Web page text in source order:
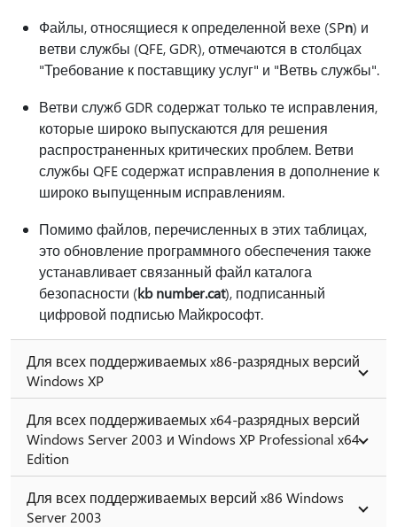
Файлы, относящиеся к определенной вехе (SPn) и
ветви службы (QFE, GDR), отмечаются в столбцах
"Требование к поставщику услуг" и "Ветвь службы".
Ветви служб GDR содержат только те исправления,
которые широко выпускаются для решения
распространенных критических проблем. Ветви
службы QFE содержат исправления в дополнение к
широко выпущенным исправлениям.
Помимо файлов, перечисленных в этих таблицах,
это обновление программного обеспечения также
устанавливает связанный файл каталога
безопасности (kb number.cat), подписанный
цифровой подписью Майкрософт.
Для всех поддерживаемых x86-разрядных версий
Windows XP
Для всех поддерживаемых x64-разрядных версий
Windows Server 2003 и Windows XP Professional x64
Edition
Для всех поддерживаемых версий x86 Windows
Server 2003